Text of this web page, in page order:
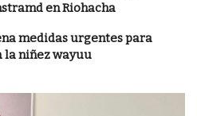
en Riohacha
medidas urgentes para
la niñez wayuu